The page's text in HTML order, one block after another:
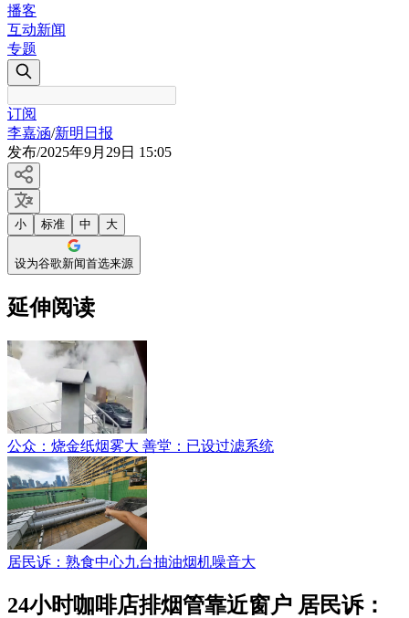
播客
互动新闻
专题
订阅
李嘉涵/新明日报
发布/2025年9月29日 15:05
小 标准 中 大
设为谷歌新闻首选来源
延伸阅读
公众：烧金纸烟雾大 善堂：已设过滤系统
居民诉：熟食中心九台抽油烟机噪音大
24小时咖啡店排烟管靠近窗户 居民诉：